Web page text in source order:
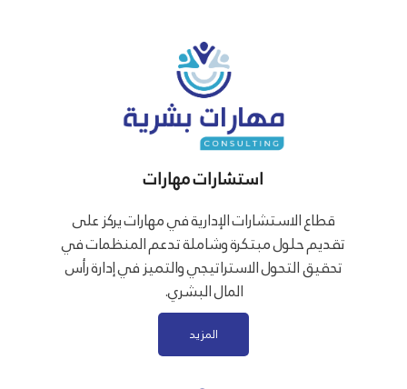
استشارات مهارات
قطاع الاستشارات الإدارية في مهارات يركز على
تقديم حلول مبتكرة وشاملة تدعم المنظمات في
تحقيق التحول الاستراتيجي والتميز في إدارة رأس
المال البشري.
المزيد